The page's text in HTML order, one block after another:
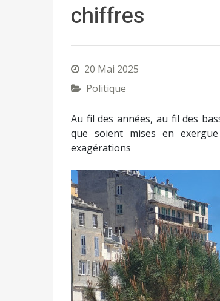
chiffres
20 Mai 2025
Politique
Au fil des années, au fil des
que soient mises en
exagérations